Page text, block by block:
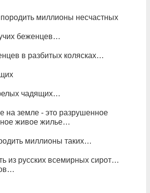
миллионы несчастных
беженцев…
в разбитых колясках…
чадящих…
на земле - это разрушенное
живое жилье…
миллионы таких…
из русских всемирных сирот…